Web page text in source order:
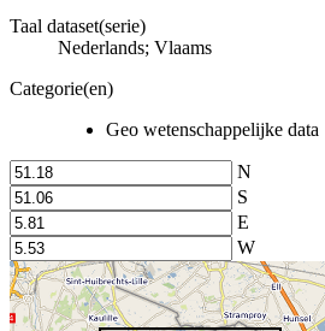
Taal dataset(serie)
Nederlands; Vlaams
Categorie(en)
Geo wetenschappelijke data
N
S
E
W